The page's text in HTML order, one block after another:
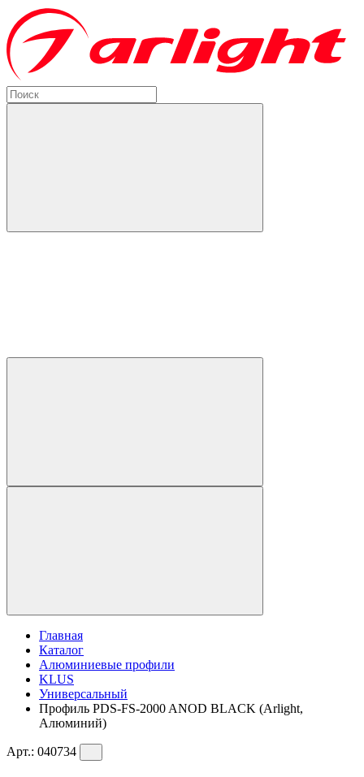
Главная
Каталог
Алюминиевые профили
KLUS
Универсальный
Профиль PDS-FS-2000 ANOD BLACK (Arlight,
Алюминий)
Арт.: 040734